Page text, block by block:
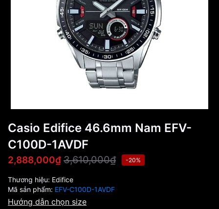
Casio Edifice 46.6mm Nam EFV-
C100D-1AVDF
2,888,000₫ 3,610,000₫ -20%
Thương hiệu: Edifice
Mã sản phẩm: EFV-C100D-1AVDF
Hướng dẫn chọn size